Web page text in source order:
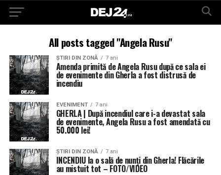
All posts tagged "Angela Rusu"
ŞTIRI DIN ZONĂ 7 ani
Amenda primită de Angela Rusu după ce sala ei
de evenimente din Gherla a fost distrusă de
incendiu
EVENIMENT 7 ani
GHERLA | După incendiul care i-a devastat sala
de evenimente, Angela Rusu a fost amendată cu
50.000 lei!
ŞTIRI DIN ZONĂ 7 ani
INCENDIU la o sală de nunți din Gherla! Flăcările
au mistuit tot – FOTO/VIDEO